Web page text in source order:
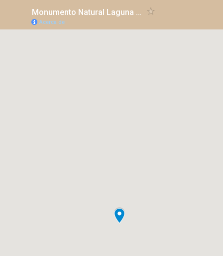
Monumento Natural Laguna de los Pozuelos
Acerca de